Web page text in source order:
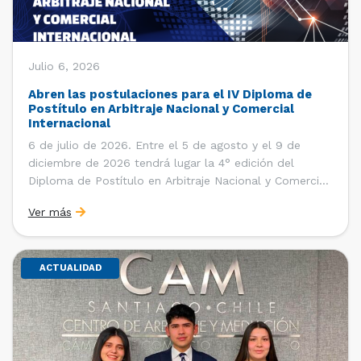
Julio 6, 2026
Abren las postulaciones para el IV Diploma de
Postítulo en Arbitraje Nacional y Comercial
Internacional
6 de julio de 2026. Entre el 5 de agosto y el 9 de
diciembre de 2026 tendrá lugar la 4° edición del
Diploma de Postítulo en Arbitraje Nacional y Comercial
Derecho Internacional de la Facultad de Derecho de la
Universidad de Chile y […]
Ver más
ACTUALIDAD